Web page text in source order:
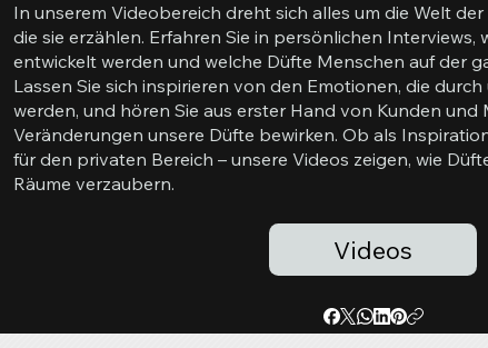
In unserem Videobereich dreht sich alles um die Welt
die sie erzählen. Erfahren Sie in persönlichen Interviews,
entwickelt werden und welche Düfte Menschen auf der
Lassen Sie sich inspirieren von den Emotionen, die
werden, und hören Sie aus erster Hand von Kunden und
Veränderungen unsere Düfte bewirken. Ob als
für den privaten Bereich – unsere Videos zeigen, wie
Räume verzaubern.
Videos